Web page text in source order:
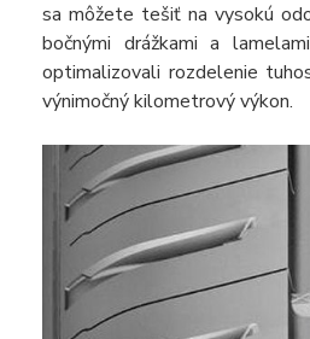
sa môžete tešiť na vysokú
bočnými drážkami a
optimalizovali rozdelenie
výnimočný kilometrový výkon.